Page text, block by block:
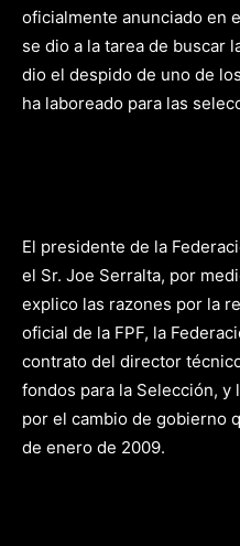
oficialmente anunciado en
se dio a la tarea de buscar
dio el despido de uno de
ha laboreado para las
El presidente de la
el Sr. Joe Serralta, por
explico las razones por la
oficial de la FPF, la
contrato del director
fondos para la Selección,
por el cambio de gobierno
de enero de 2009.